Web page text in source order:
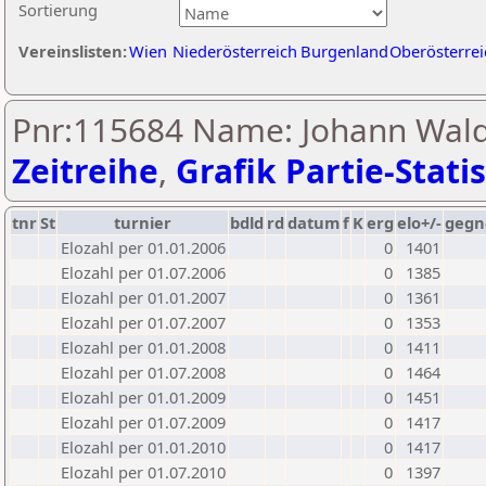
Sortierung
Vereinslisten:Wien Niederösterreich Burgenland
Pnr:115684 Name: Johann
Zeitreihe, Grafik Partie-
tnrSt turnier bdld rd datumf Kerg elo+/-
Elozahl per 01.01.2006
0
1401
Elozahl per 01.07.2006
0
1385
Elozahl per 01.01.2007
0
1361
Elozahl per 01.07.2007
0
1353
Elozahl per 01.01.2008
0
1411
Elozahl per 01.07.2008
0
1464
Elozahl per 01.01.2009
0
1451
Elozahl per 01.07.2009
0
1417
Elozahl per 01.01.2010
0
1417
Elozahl per 01.07.2010
0 1397